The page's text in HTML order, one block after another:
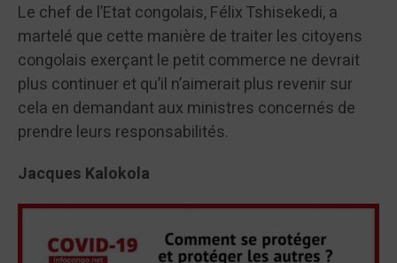
Le chef de l’Etat congolais, Félix Tshisekedi, a
martelé que cette manière de traiter les citoyens
congolais exerçant le petit commerce ne devrait
plus continuer et qu’il n’aimerait plus revenir sur
cela en demandant aux ministres concernés de
prendre leurs responsabilités.
Jacques Kalokola